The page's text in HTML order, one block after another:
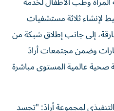
لإنشاء ثلاثة مستشفيات
إلى جانب إطلاق شبكة من
وضمن مجتمعات أرادَ
صحية عالمية المستوى مباشرة